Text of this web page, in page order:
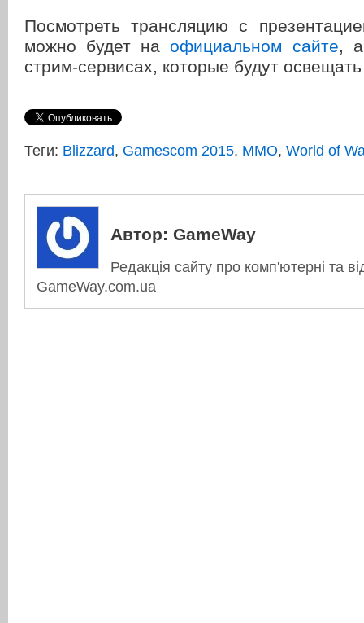
Посмотреть трансляцию с
можно будет наофициальном сайте,
стрим-сервисах, которые будут
Теги: Blizzard, Gamescom 2015, MMO, World of
Автор: GameWay
Редакція сайту про комп'ютерні та
GameWay.com.ua